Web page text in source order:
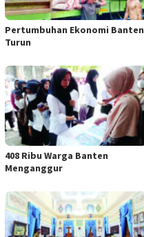
Pertumbuhan Ekonomi Banten
Turun
408 Ribu Warga Banten
Menganggur